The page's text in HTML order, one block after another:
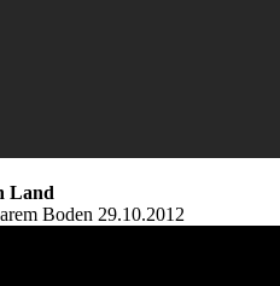
Land
Boden 29.10.2012